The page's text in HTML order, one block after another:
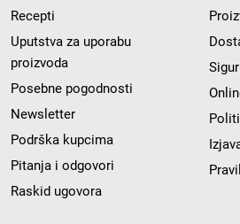
Recepti
Uputstva za uporabu
proizvoda
Posebne pogodnosti
Newsletter
Podrška kupcima
Pitanja i odgovori
Raskid ugovora